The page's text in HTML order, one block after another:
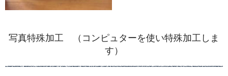
写真特殊加工 （コンピュターを使い特殊加工しま
す）